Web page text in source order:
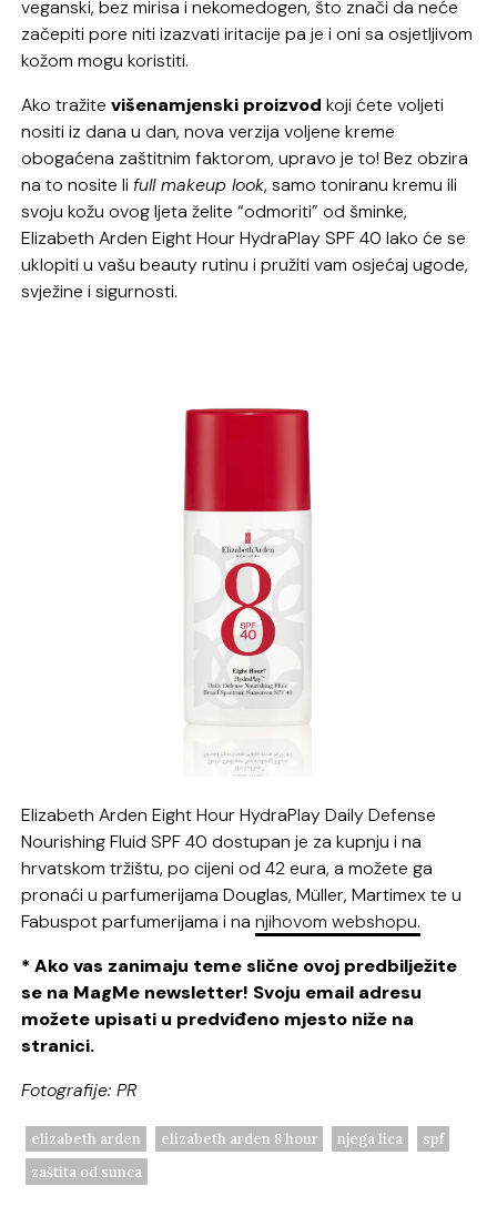
veganski, bez mirisa i nekomedogen, što znači da neće
začepiti pore niti izazvati iritacije pa je i oni sa osjetljivom
kožom mogu koristiti.
Ako tražitevišenamjenski proizvod koji ćete voljeti
nositi iz dana u dan, nova verzija voljene kreme
obogaćena zaštitnim faktorom, upravo je to! Bez obzira
na to nosite li full makeup look, samo toniranu kremu ili
svoju kožu ovog ljeta želite “odmoriti” od šminke,
Elizabeth Arden Eight Hour HydraPlay SPF 40 lako će se
uklopiti u vašu beauty rutinu i pružiti vam osjećaj ugode,
svježine i sigurnosti.
Elizabeth Arden Eight Hour HydraPlay Daily Defense
Nourishing Fluid SPF 40 dostupan je za kupnju i na
hrvatskom tržištu, po cijeni od 42 eura, a možete ga
pronaći u parfumerijama Douglas, Müller, Martimex te u
Fabuspot parfumerijama i nanjihovom webshopu.
* Ako vas zanimaju teme slične ovoj predbilježite
se na MagMe newsletter! Svoju email adresu
možete upisati u predviđeno mjesto niže na
stranici.
Fotografije: PR
elizabeth arden elizabeth arden 8 hour njega lica
spf
zaštita od sunca